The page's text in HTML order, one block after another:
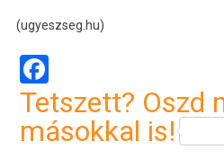
(ugyeszseg.hu)
Facebook
Tetszett? Oszd
másokkal is!